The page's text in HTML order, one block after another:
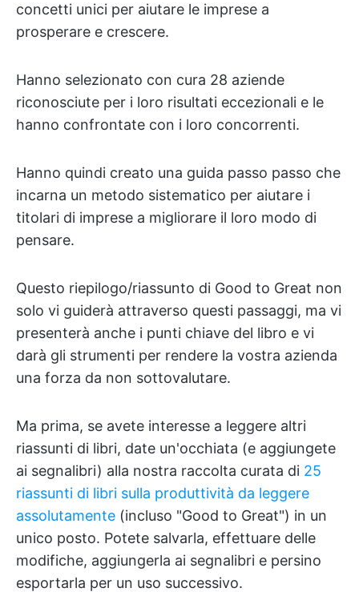
concetti unici per aiutare le imprese a
prosperare e crescere.
Hanno selezionato con cura 28 aziende
riconosciute per i loro risultati eccezionali e le
hanno confrontate con i loro concorrenti.
Hanno quindi creato una guida passo passo che
incarna un metodo sistematico per aiutare i
titolari di imprese a migliorare il loro modo di
pensare.
Questo riepilogo/riassunto di Good to Great non
solo vi guiderà attraverso questi passaggi, ma vi
presenterà anche i punti chiave del libro e vi
darà gli strumenti per rendere la vostra azienda
una forza da non sottovalutare.
Ma prima, se avete interesse a leggere altri
riassunti di libri, date un'occhiata (e aggiungete
ai segnalibri) alla nostra raccolta curata di 25
riassunti di libri sulla produttività da leggere
assolutamente (incluso "Good to Great") in un
unico posto. Potete salvarla, effettuare delle
modifiche, aggiungerla ai segnalibri e persino
esportarla per un uso successivo.